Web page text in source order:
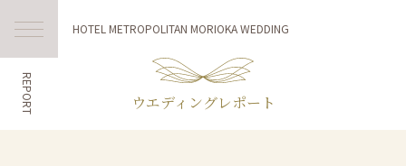
ウエディングレポート
HOTEL METROPOLITAN MORIOKA WEDDING
REPORT